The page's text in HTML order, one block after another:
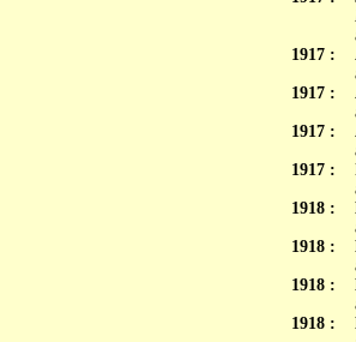
1917 :
1917 :
1917 :
1917 :
1918 :
1918 :
1918 :
1918 :